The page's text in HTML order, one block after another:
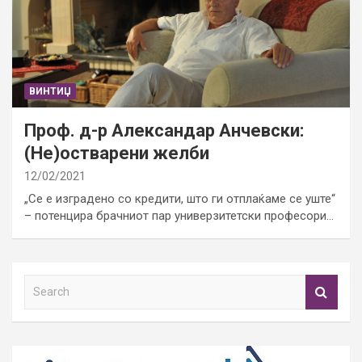
ВИНТИЏ
Проф. д-р Александар Анчевски:
(Не)остварени желби
12/02/2021
„Се е изградено со кредити, што ги отплаќаме се уште“
– потенцира брачниот пар универзитетски професори…